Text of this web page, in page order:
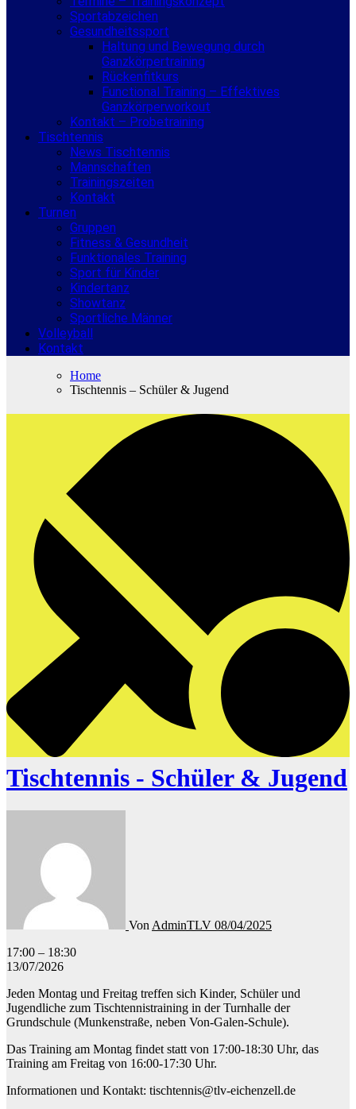
Sportabzeichen
Gesundheitssport
Haltung und Bewegung durch
Ganzkörpertraining
Rückenfitkurs
Functional Training – Effektives
Ganzkörperworkout
Kontakt – Probetraining
Tischtennis
News Tischtennis
Mannschaften
Trainingszeiten
Kontakt
Turnen
Gruppen
Fitness & Gesundheit
Funktionales Training
Sport für Kinder
Kindertanz
Showtanz
Sportliche Männer
Volleyball
Kontakt
Home
Tischtennis – Schüler & Jugend
Tischtennis - Schüler & Jugend
Von AdminTLV 08/04/2025
Tischtennis
-
&
Jugend
17:00 – 18:30
13/07/2026
Jeden Montag und Freitag treffen sich Kinder, Schüler und
Jugendliche zum Tischtennistraining in der Turnhalle der
Grundschule (Munkenstraße, neben Von-Galen-Schule).
Das Training am Montag findet statt von 17:00-18:30 Uhr, das
Training am Freitag von 16:00-17:30 Uhr.
Informationen und Kontakt: tischtennis@tlv-eichenzell.de